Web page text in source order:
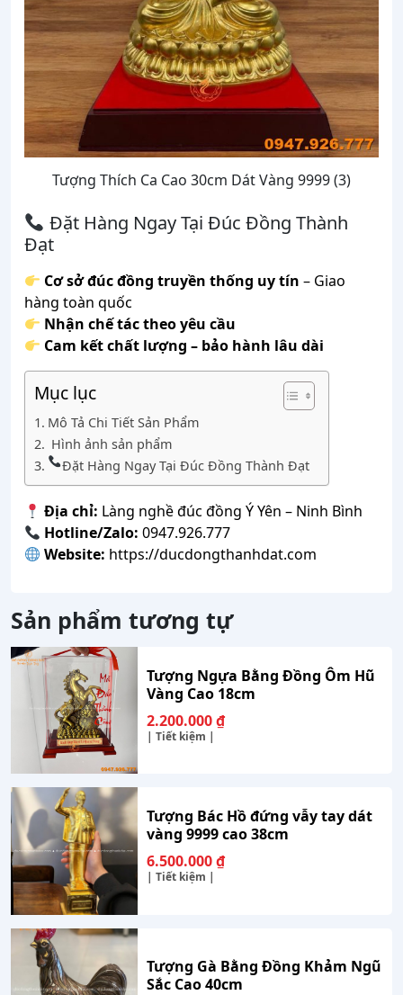
Tượng Thích Ca Cao 30cm Dát Vàng 9999 (3)
Đặt Hàng Ngay Tại Đúc Đồng Thành
Đạt
Cơ sở đúc đồng truyền thống uy tín – Giao
hàng toàn quốc
Nhận chế tác theo yêu cầu
Cam kết chất lượng – bảo hành lâu dài
Mục lục
Mô Tả Chi Tiết Sản Phẩm
Hình ảnh sản phẩm
Đặt Hàng Ngay Tại Đúc Đồng Thành Đạt
Địa chỉ: Làng nghề đúc đồng Ý Yên – Ninh Bình
Hotline/Zalo: 0947.926.777
Website: https://ducdongthanhdat.com
Sản phẩm tương tự
Tượng Ngựa Bằng Đồng Ôm Hũ
Vàng Cao 18cm
2.200.000₫
| Tiết kiệm |
Tượng Bác Hồ đứng vẫy tay dát
vàng 9999 cao 38cm
6.500.000₫
| Tiết kiệm |
Tượng Gà Bằng Đồng Khảm Ngũ
Sắc Cao 40cm